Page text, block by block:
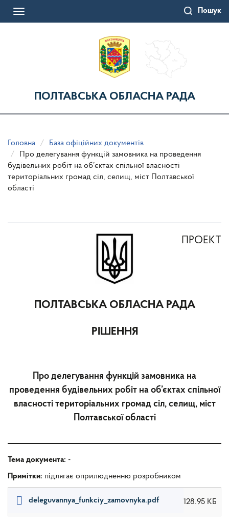
Пошук
Toggle
ПОЛТАВСЬКА ОБЛАСНА РАДА
Головна
База офіційних документів
Про делегування функцій замовника на проведення
будівельних робіт на об’єктах спільної власності
територіальних громад сіл, селищ, міст Полтавської
області
ПРОЕКТ
ПОЛТАВСЬКА ОБЛАСНА РАДА
РІШЕННЯ
Про делегування функцій замовника на
проведення будівельних робіт на об’єктах спільної
власності територіальних громад сіл, селищ, міст
Полтавської області
Тема документа: -
Примітки: підлягає оприлюдненню розробником
deleguvannya_funkciy_zamovnyka.pdf 128.95 КБ